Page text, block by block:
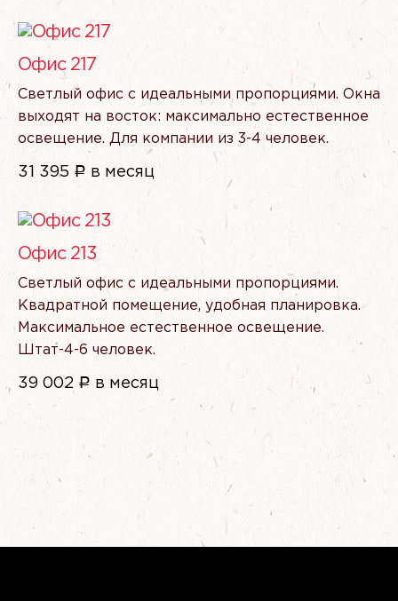
Офис 217
Светлый офис с идеальными пропорциями. Окна
выходят на восток: максимально естественное
освещение. Для компании из 3-4 человек.
31 395 Р в месяц
Офис 213
Светлый офис с идеальными пропорциями.
Квадратной помещение, удобная планировка.
Максимальное естественное освещение.
Штат-4-6 человек.
39 002 Р в месяц